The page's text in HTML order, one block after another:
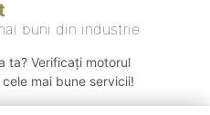
buni din industrie
ta? Verificați motorul
mai bune servicii!